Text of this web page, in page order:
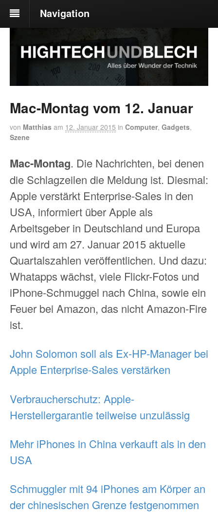
Navigation
Mac-Montag vom 12. Januar
von Matthias am 12. Januar 2015 in Computer, Gadgets,
Szene
Mac-Montag. Die Nachrichten, bei denen
die Schlagzeilen die Meldung ist. Diesmal:
Apple verstärkt Enterprise-Sales in den
USA, informiert über Apple als
Arbeitsgeber in Deutschland und Europa
und wird am 27. Januar 2015 aktuelle
Quartalszahlen veröffentlichen. Und dazu:
Whatapps wächst, viele Flickr-Fotos und
iPhone-Schmuggel nach China, sowie ein
Feuer bei Amazon, das nicht Amazon-Fire
ist.
John Solomon soll als Ex-HP-Manager bei
Apple Enterprise-Sales verstärken
Verbraucherschutz: Apple-
Herstellergarantie teilweise unzulässig
Mehr iPhones in China verkauft als in den
USA
Schmuggler mit 94 iPhones am Körper an
der chinesischen Grenze festgenommen